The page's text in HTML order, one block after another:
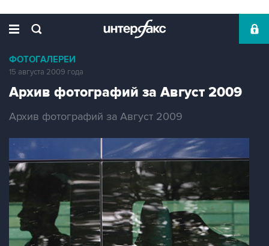
ФОТОГАЛЕРЕИ
15 августа 2009 года
Архив фотографий за Август 2009
Архив фотографий за Август 2009